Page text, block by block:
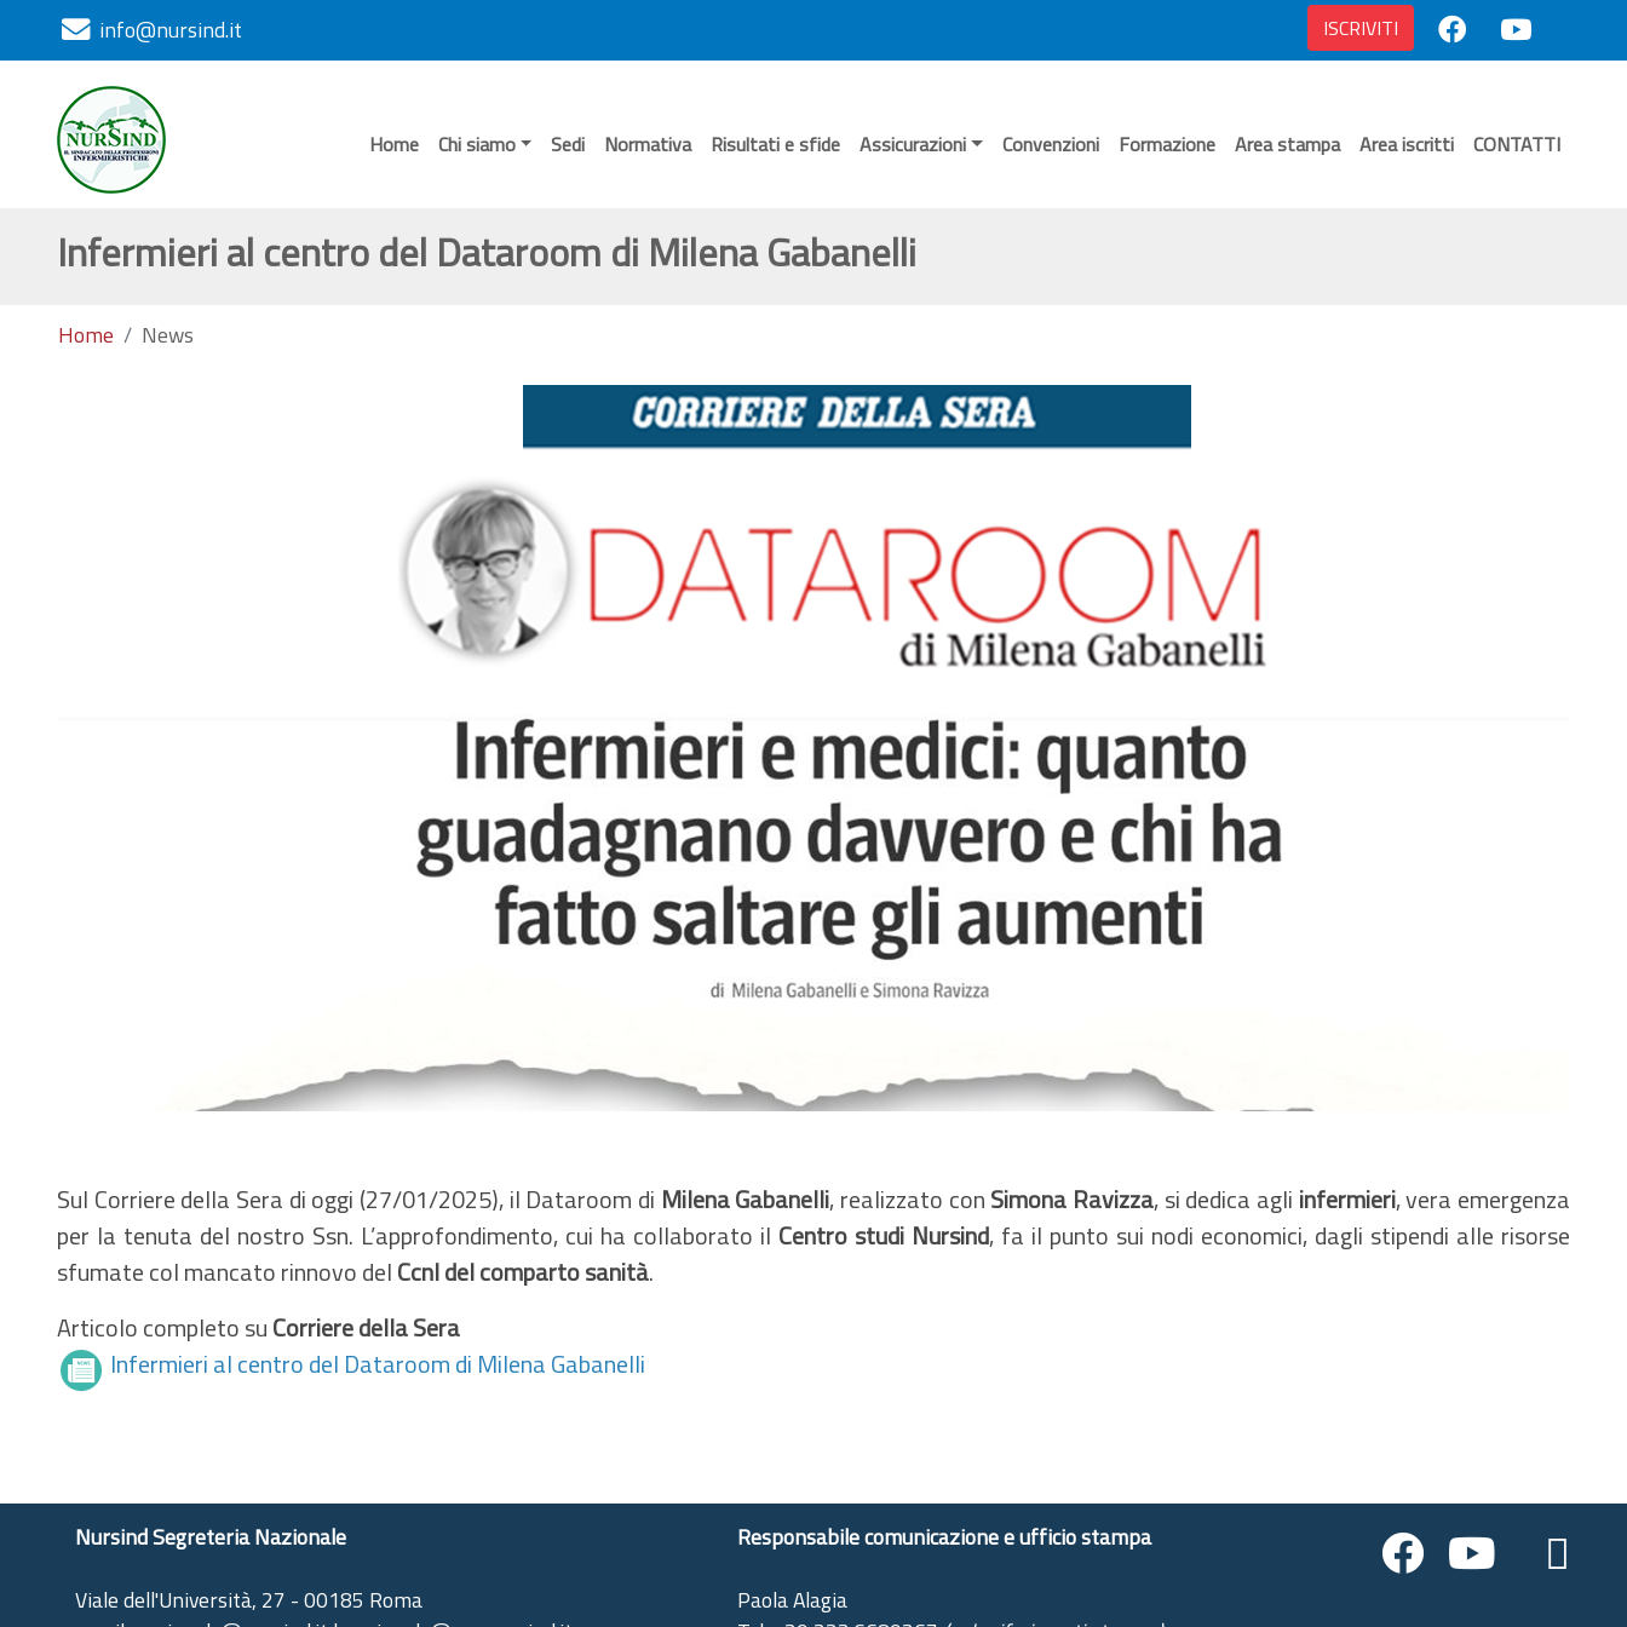
info@nursind.it ISCRIVITI
Home Chi siamo Sedi Normativa Risultati e sfide Assicurazioni Convenzioni Formazione Area stampa Area iscritti CONTATTI
Infermieri al centro del Dataroom di Milena Gabanelli
Home News
Sul Corriere della Sera di oggi (27/01/2025), il Dataroom di Milena Gabanelli, realizzato conSimona Ravizza, si dedica agli infermieri, vera emergenza
per la tenuta del nostro Ssn. L’approfondimento, cui ha collaborato il Centro studi Nursind, fa il punto sui nodi economici, dagli stipendi alle risorse
sfumate col mancato rinnovo delCcnl del comparto sanità.
Articolo completo suCorriere della Sera
Infermieri al centro del Dataroom di Milena Gabanelli
Nursind Segreteria Nazionale
Viale dell'Università, 27 - 00185 Roma
Responsabile comunicazione e ufficio stampa
Paola Alagia